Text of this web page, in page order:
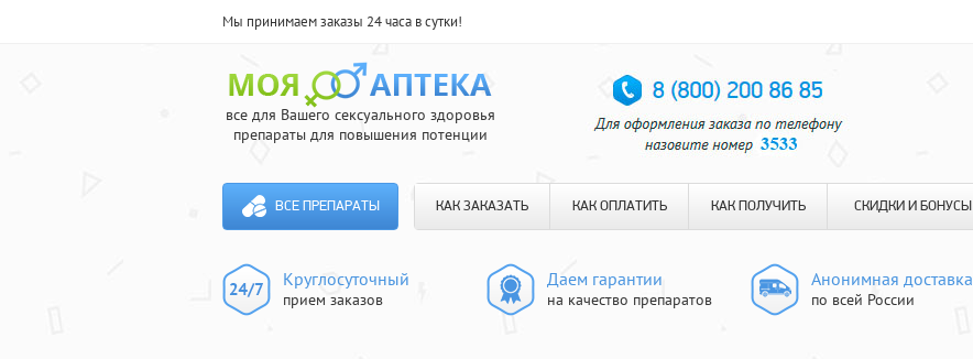
Мы принимаем заказы 24 часа в сутки!
все для Вашего сексуального здоровья
препараты для повышения потенции
ВСЕ ПРЕПАРАТЫ КАК ЗАКАЗАТЬ КАК ОПЛАТИТЬ КАК ПОЛУЧИТЬ СКИДКИ И БОНУСЫ
Круглосуточный
прием заказов
Даем гарантии
на качество препаратов
Анонимная доставка
по всей России